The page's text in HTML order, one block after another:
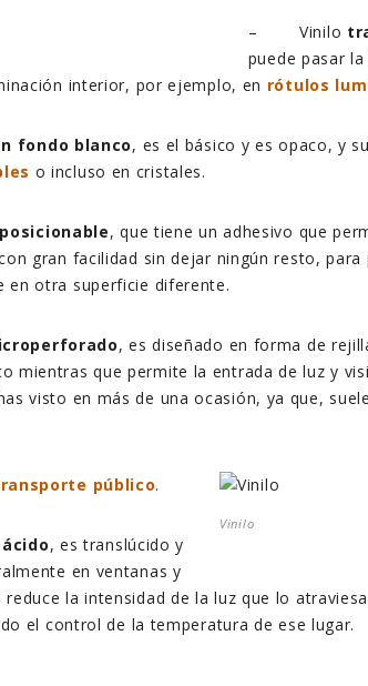
– Vinilo
puede pasar
interior, por ejemplo, en rótulos
fondo blanco, es el básico y es opaco, y
o incluso en cristales.
, que tiene un adhesivo que
gran facilidad sin dejar ningún resto, para
en otra superficie diferente.
, es diseñado en forma de
mientras que permite la entrada de luz y
visto en más de una ocasión, ya que,
Vinilo
público.
, es translúcido y
en ventanas y
reduce la intensidad de la luz que lo
el control de la temperatura de ese lugar.